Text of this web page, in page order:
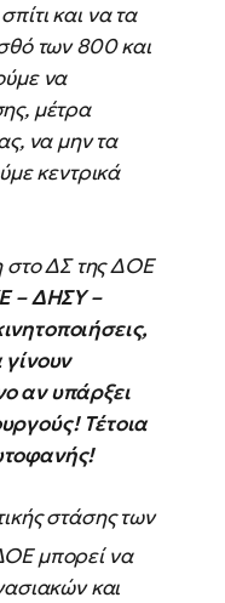
και να τα
των 800 και
να
μέτρα
να μην τα
κεντρικά
στο ΔΣ της ΔΟΕ
– ΔΗΣΥ –
αν υπάρξει
Τέτοια
στάσης των
μπορεί να
και